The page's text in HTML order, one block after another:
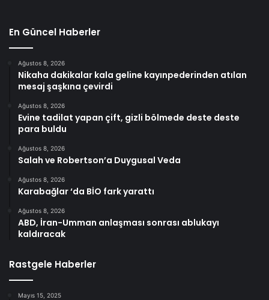
En Güncel Haberler
Ağustos 8, 2026
Nikaha dakikalar kala geline kayınpederinden atılan
mesaj şaşkına çevirdi
Ağustos 8, 2026
Evine tadilat yapan çift, gizli bölmede deste deste
para buldu
Ağustos 8, 2026
Salah ve Robertson’a Duygusal Veda
Ağustos 8, 2026
Karabağlar ‘da BİO fark yarattı
Ağustos 8, 2026
ABD, İran-Umman anlaşması sonrası ablukayı
kaldıracak
Rastgele Haberler
Mayıs 15, 2025